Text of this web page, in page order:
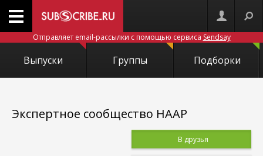
Отправляет email-рассылки с помощью сервиса Sendsay
Выпуски Группы Подборки
Экспертное сообщество НААР
В друзья